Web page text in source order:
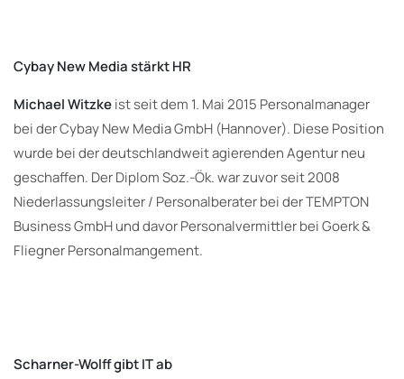
Cybay New Media stärkt HR
Michael Witzkeist seit dem 1. Mai 2015 Personalmanager
bei der Cybay New Media GmbH (Hannover). Diese Position
wurde bei der deutschlandweit agierenden Agentur neu
geschaffen. Der Diplom Soz.-Ök. war zuvor seit 2008
Niederlassungsleiter / Personalberater bei der TEMPTON
Business GmbH und davor Personalvermittler bei Goerk &
Fliegner Personalmangement.
Scharner-Wolffgibt IT ab